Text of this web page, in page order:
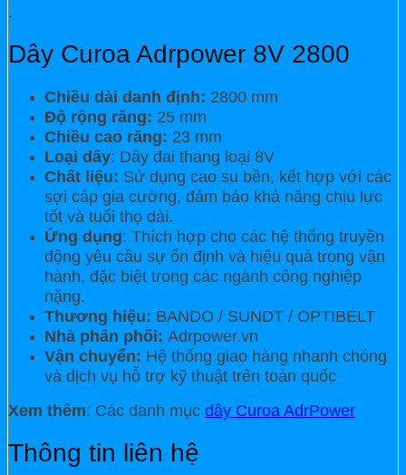
.
Dây Curoa Adrpower 8V 2800
Chiều dài danh định: 2800 mm
Độ rộng răng: 25 mm
Chiều cao răng: 23 mm
Loại dây: Dây đai thang loại 8V
Chất liệu: Sử dụng cao su bền, kết hợp với các
sợi cáp gia cường, đảm bảo khả năng chịu lực
tốt và tuổi thọ dài.
Ứng dụng: Thích hợp cho các hệ thống truyền
động yêu cầu sự ổn định và hiệu quả trong vận
hành, đặc biệt trong các ngành công nghiệp
nặng.
Thương hiệu: BANDO / SUNDT / OPTIBELT
Nhà phân phối: Adrpower.vn
Vận chuyển: Hệ thống giao hàng nhanh chóng
và dịch vụ hỗ trợ kỹ thuật trên toàn quốc
Xem thêm: Các danh mục dây Curoa AdrPower
Thông tin liên hệ